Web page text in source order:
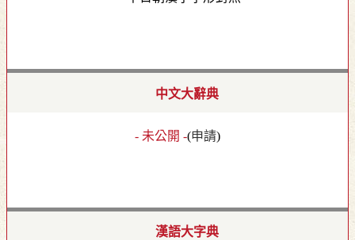
中文大辭典
- 未公開 -(申請)
漢語大字典